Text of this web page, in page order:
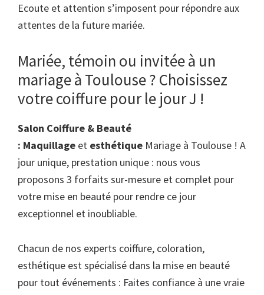
Ecoute et attention s’imposent pour répondre aux
attentes de la future mariée.
Mariée, témoin ou invitée à un
mariage à Toulouse ? Choisissez
votre coiffure pour le jour J !
Salon Coiffure & Beauté
: Maquillage et esthétique Mariage à Toulouse ! A
jour unique, prestation unique : nous vous
proposons 3 forfaits sur-mesure et complet pour
votre mise en beauté pour rendre ce jour
exceptionnel et inoubliable.
Chacun de nos experts coiffure, coloration,
esthétique est spécialisé dans la mise en beauté
pour tout événements : Faites confiance à une vraie